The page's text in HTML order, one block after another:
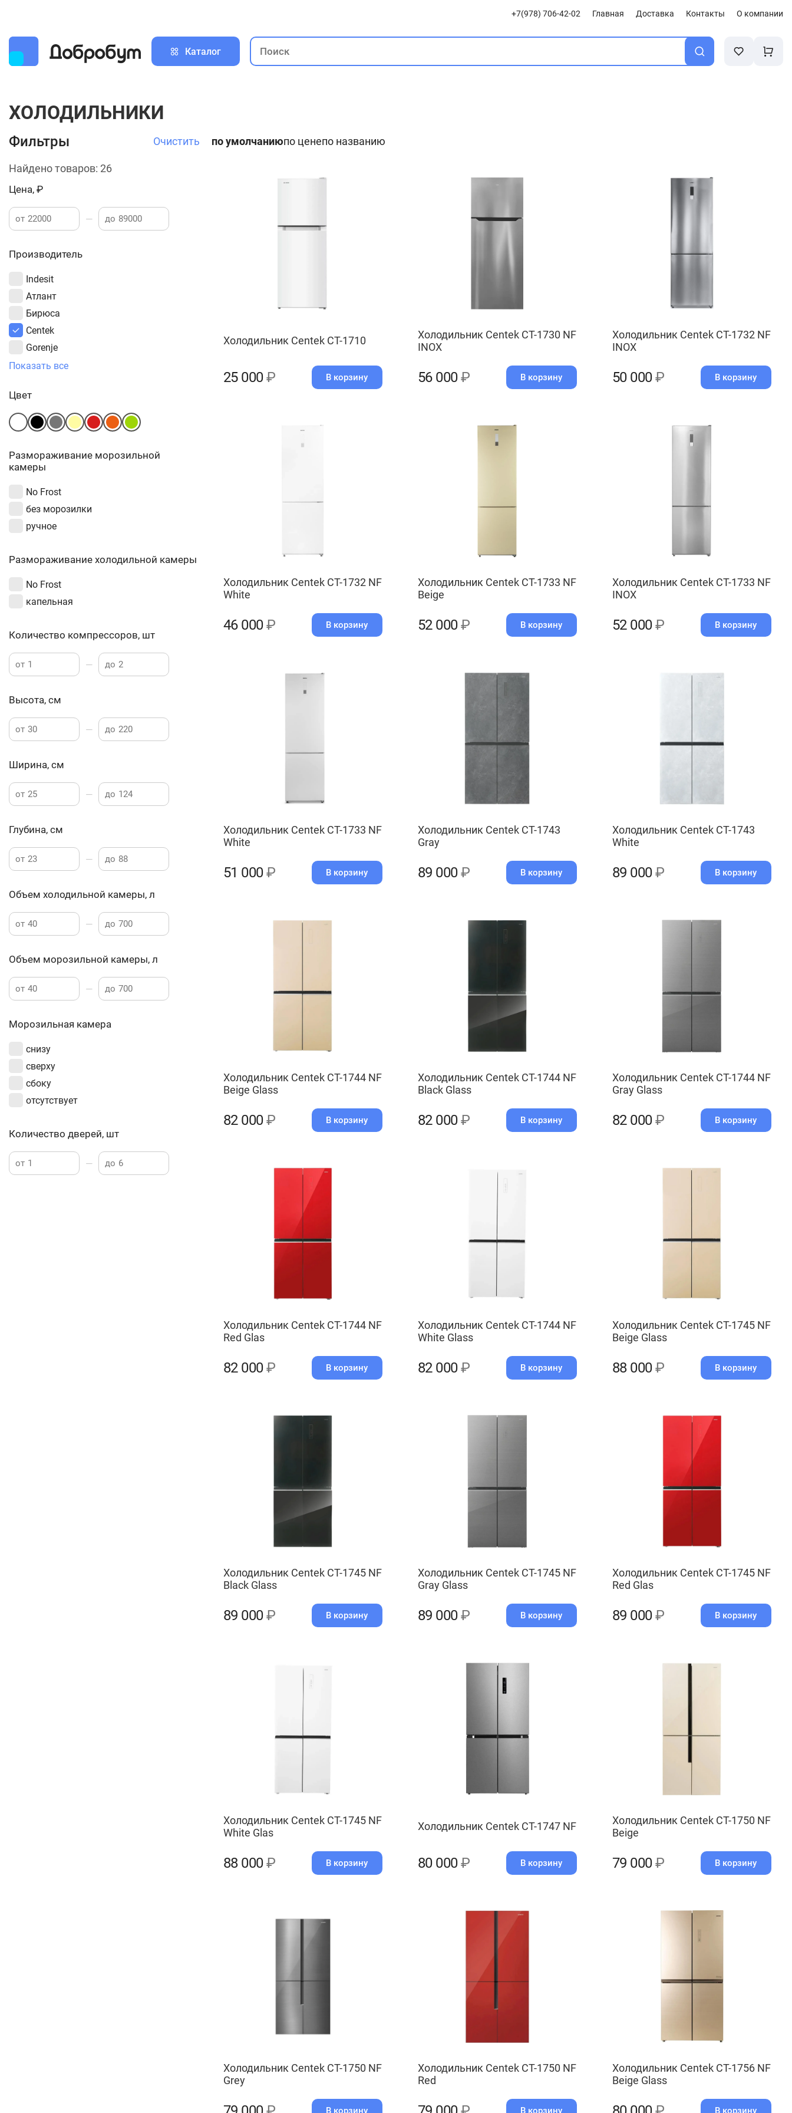
+7(978) 706-42-02 Главная Доставка Контакты О компании
Каталог
ХОЛОДИЛЬНИКИ
Фильтры Очистить
Найдено товаров: 26
Цена, ₽
от — до
Производитель
Indesit
Атлант
Бирюса
Centek
Gorenje
HIBERG
LG
Liebherr
NORDFROST
Samsung
Показать все
Цвет
Размораживание морозильной
камеры
No Frost
без морозилки
ручное
Размораживание холодильной камеры
No Frost
капельная
Количество компрессоров, шт
от — до
Высота, см
от — до
Ширина, см
от — до
Глубина, см
от — до
Объем холодильной камеры, л
от — до
Объем морозильной камеры, л
от — до
Морозильная камера
снизу
сверху
сбоку
отсутствует
Количество дверей, шт
от — до
по умолчаниюпо ценепо названию
Холодильник Centek CT-1710
25 000₽ В корзину
Холодильник Centek CT-1730 NF
INOX
56 000₽ В корзину
Холодильник Centek CT-1732 NF
INOX
50 000₽ В корзину
Холодильник Centek CT-1732 NF
White
46 000₽ В корзину
Холодильник Centek CT-1733 NF
Beige
52 000₽ В корзину
Холодильник Centek CT-1733 NF
INOX
52 000₽ В корзину
Холодильник Centek CT-1733 NF
White
51 000₽ В корзину
Холодильник Centek CT-1743
Gray
89 000₽ В корзину
Холодильник Centek CT-1743
White
89 000₽ В корзину
Холодильник Centek CT-1744 NF
Beige Glass
82 000₽ В корзину
Холодильник Centek CT-1744 NF
Black Glass
82 000₽ В корзину
Холодильник Centek CT-1744 NF
Gray Glass
82 000₽ В корзину
Холодильник Centek CT-1744 NF
Red Glas
82 000₽ В корзину
Холодильник Centek CT-1744 NF
White Glass
82 000₽ В корзину
Холодильник Centek CT-1745 NF
Beige Glass
88 000₽ В корзину
Холодильник Centek CT-1745 NF
Black Glass
89 000₽ В корзину
Холодильник Centek CT-1745 NF
Gray Glass
89 000₽ В корзину
Холодильник Centek CT-1745 NF
Red Glas
89 000₽ В корзину
Холодильник Centek CT-1745 NF
White Glas
88 000₽ В корзину
Холодильник Centek CT-1747 NF
80 000₽ В корзину
Холодильник Centek CT-1750 NF
Beige
79 000₽ В корзину
Холодильник Centek CT-1750 NF
Grey
В корзину
Холодильник Centek CT-1750 NF
Red
В корзину
Холодильник Centek CT-1756 NF
Beige Glass
В корзину